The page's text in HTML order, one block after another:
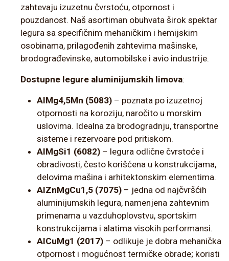
zahtevaju izuzetnu čvrstoću, otpornost i
pouzdanost. Naš asortiman obuhvata širok spektar
legura sa specifičnim mehaničkim i hemijskim
osobinama, prilagođenih zahtevima mašinske,
brodograđevinske, automobilske i avio industrije.
Dostupne legure aluminijumskih limova:
AlMg4,5Mn (5083) – poznata po izuzetnoj
otpornosti na koroziju, naročito u morskim
uslovima. Idealna za brodogradnju, transportne
sisteme i rezervoare pod pritiskom.
AlMgSi1 (6082) – legura odlične čvrstoće i
obradivosti, često korišćena u konstrukcijama,
delovima mašina i arhitektonskim elementima.
AlZnMgCu1,5 (7075) – jedna od najčvršćih
aluminijumskih legura, namenjena zahtevnim
primenama u vazduhoplovstvu, sportskim
konstrukcijama i alatima visokih performansi.
AlCuMg1 (2017) – odlikuje je dobra mehanička
otpornost i mogućnost termičke obrade; koristi